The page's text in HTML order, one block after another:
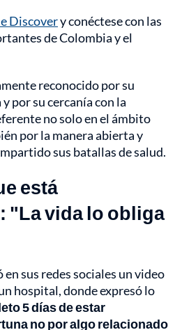
Discovery conéctese con las
de Colombia y el
reconocido por su
por su cercanía con la
no solo en el ámbito
por la manera abierta y
sus batallas de salud.
está
"La vida lo obliga
sus redes sociales un video
hospital, donde expresó lo
5 días de estar
no por algo relacionado